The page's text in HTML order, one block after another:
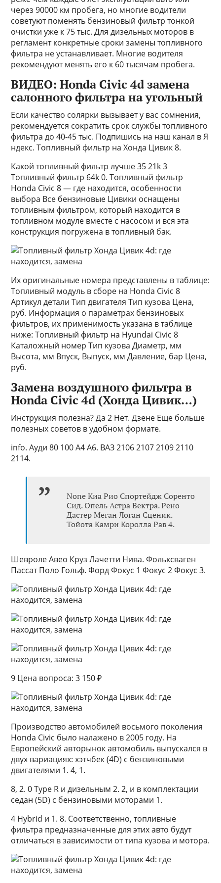
через 90000 км пробега, но многие водители
советуют поменять бензиновый фильтр тонкой
очистки уже к 75 тыс. Для дизельных моторов в
регламент конкретные сроки замены топливного
фильтра не устанавливает. Многие водителя
рекомендуют менять его к 60 тысячам пробега.
ВИДЕО: Honda Civic 4d замена
салонного фильтра на угольный
Если качество солярки вызывает у вас сомнения,
рекомендуется сократить срок службы топливного
фильтра до 40-45 тыс. Подпишись на наш канал в Я
ндекс. Топливный фильтр на Хонда Цивик 8.
Какой топливный фильтр лучше 35 21k 3
Топливный фильтр 64k 0. Топливный фильтр
Honda Civic 8 — где находится, особенности
выбора Все бензиновые Цивики оснащены
топливным фильтром, который находится в
топливном модуле вместе с насосом и вся эта
конструкция погружена в топливный бак.
Их оригинальные номера представлены в таблице:
Топливный модуль в сборе на Honda Civic 8
Артикул детали Тип двигателя Тип кузова Цена,
руб. Информация о параметрах бензиновых
фильтров, их применимость указана в таблице
ниже: Топливный фильтр на Hyundai Civic 8
Каталожный номер Тип кузова Диаметр, мм
Высота, мм Впуск, Выпуск, мм Давление, бар Цена,
руб.
Замена воздушного фильтра в
Honda Civic 4d (Хонда Цивик…)
Инструкция полезна? Да 2 Нет. Дзене Еще больше
полезных советов в удобном формате.
info. Ауди 80 100 А4 А6. ВАЗ 2106 2107 2109 2110
2114.
None Киа Рио Спортейдж Соренто
Сид. Опель Астра Вектра. Рено
Дастер Меган Логан Сценик.
Тойота Камри Королла Рав 4.
Шевроле Авео Круз Лачетти Нива. Фольксваген
Пассат Поло Гольф. Форд Фокус 1 Фокус 2 Фокус 3.
9 Цена вопроса: 3 150 ₽
Производство автомобилей восьмого поколения
Honda Civic было налажено в 2005 году. На
Европейский авторынок автомобиль выпускался в
двух вариациях: хэтчбек (4D) с бензиновыми
двигателями 1. 4, 1.
8, 2. 0 Type R и дизельным 2. 2, и в комплектации
седан (5D) с бензиновыми моторами 1.
4 Hybrid и 1. 8. Соответственно, топливные
фильтра предназначенные для этих авто будут
отличаться в зависимости от типа кузова и мотора.